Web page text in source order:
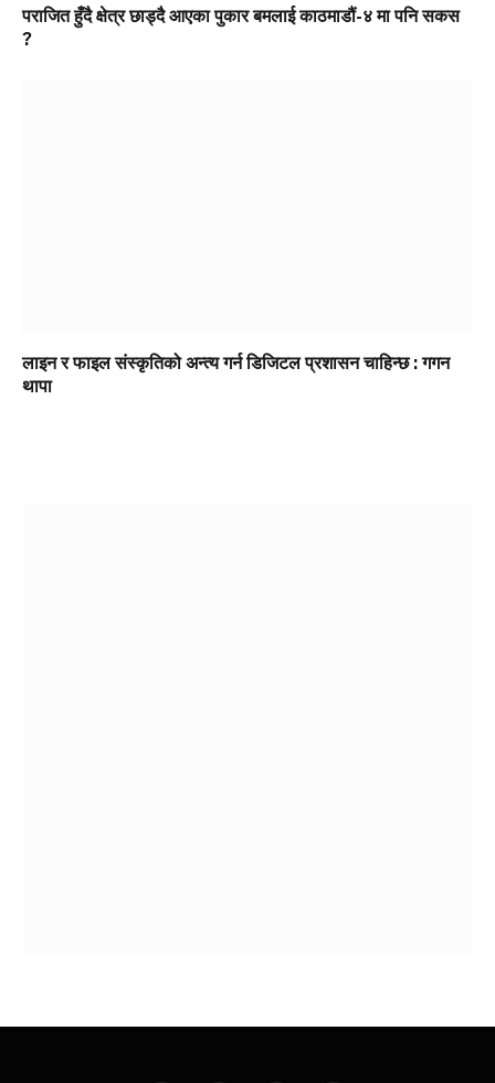
पराजित हुँदै क्षेत्र छाड्दै आएका पुकार बमलाई काठमाडौं-४ मा पनि सकस
?
लाइन र फाइल संस्कृतिको अन्त्य गर्न डिजिटल प्रशासन चाहिन्छ : गगन
थापा